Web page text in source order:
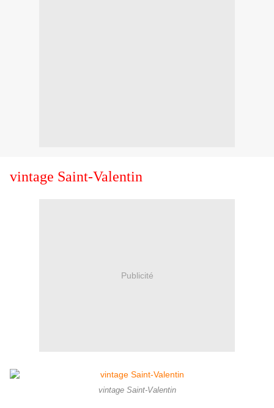
vintage Saint-Valentin
Publicité
vintage Saint-Valentin